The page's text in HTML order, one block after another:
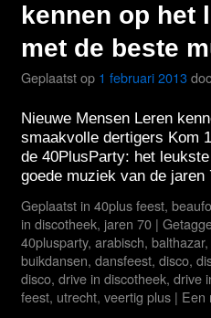
kennen op het
met de beste
Geplaatst op 1 februari 2013
Nieuwe Mensen Leren
smaakvolle dertigers Kom
de 40PlusParty: het
goede muziek van de
Geplaatst in 40plus feest,
in discotheek, jaren 70 |
40plusparty, arabisch, balthazar,
buikdansen, dansfeest, disco,
disco, drive in discotheek, drive
feest, utrecht, veertig plus | Een